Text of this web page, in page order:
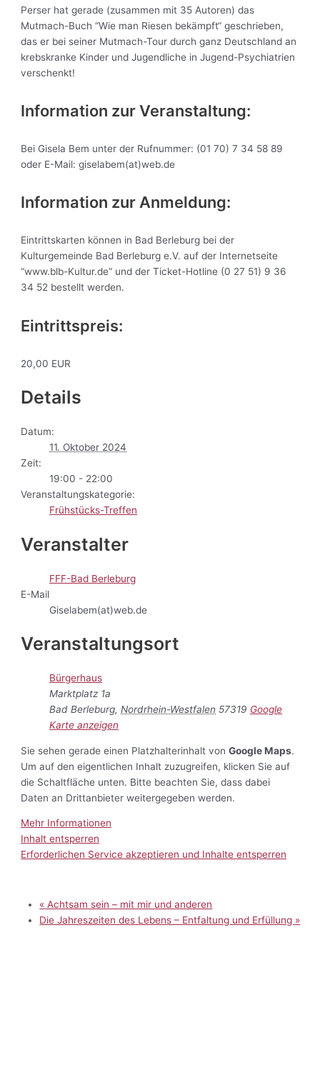
Perser hat gerade (zusammen mit 35 Autoren) das
Mutmach-Buch “Wie man Riesen bekämpft“ geschrieben,
das er bei seiner Mutmach-Tour durch ganz Deutschland an
krebskranke Kinder und Jugendliche in Jugend-Psychiatrien
verschenkt!
Information zur Veranstaltung:
Bei Gisela Bem unter der Rufnummer: (01 70) 7 34 58 89
oder E-Mail: giselabem(at)web.de
Information zur Anmeldung:
Eintrittskarten können in Bad Berleburg bei der
Kulturgemeinde Bad Berleburg e.V. auf der Internetseite
“www.blb-Kultur.de“ und der Ticket-Hotline (0 27 51) 9 36
34 52 bestellt werden.
Eintrittspreis:
20,00 EUR
Details
Datum:
11. Oktober 2024
Zeit:
19:00 - 22:00
Veranstaltungskategorie:
Frühstücks-Treffen
Veranstalter
FFF-Bad Berleburg
E-Mail
Giselabem(at)web.de
Veranstaltungsort
Bürgerhaus
Marktplatz 1a
Bad Berleburg, Nordrhein-Westfalen 57319 Google
Karte anzeigen
Sie sehen gerade einen Platzhalterinhalt vonGoogle Maps.
Um auf den eigentlichen Inhalt zuzugreifen, klicken Sie auf
die Schaltfläche unten. Bitte beachten Sie, dass dabei
Daten an Drittanbieter weitergegeben werden.
Mehr Informationen
Inhalt entsperren
Erforderlichen Service akzeptieren und Inhalte entsperren
« Achtsam sein – mit mir und anderen
Die Jahreszeiten des Lebens – Entfaltung und Erfüllung »